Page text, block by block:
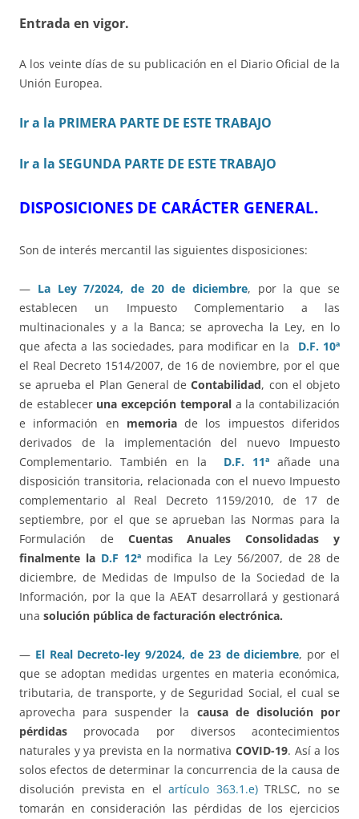
Entrada en vigor.
A los veinte días de su publicación en el Diario Oficial de la
Unión Europea.
Ir a la PRIMERA PARTE DE ESTE TRABAJO
Ir a la SEGUNDA PARTE DE ESTE TRABAJO
DISPOSICIONES DE CARÁCTER GENERAL.
Son de interés mercantil las siguientes disposiciones:
— La Ley 7/2024, de 20 de diciembre, por la que se
establecen un Impuesto Complementario a las
multinacionales y a la Banca; se aprovecha la Ley, en lo
que afecta a las sociedades, para modificar en la
D.F. 10ª
el Real Decreto 1514/2007, de 16 de noviembre, por el que
se aprueba el Plan General deContabilidad, con el objeto
de establecer una excepción temporala la contabilización
e información en memoriade los impuestos diferidos
derivados de la implementación del nuevo Impuesto
Complementario. También en la
D.F. 11ªañade una
disposición transitoria, relacionada con el nuevo Impuesto
complementario al Real Decreto 1159/2010, de 17 de
septiembre, por el que se aprueban las Normas para la
Formulación de Cuentas Anuales Consolidadas y
finalmente la D.F 12ª modifica la Ley 56/2007, de 28 de
diciembre, de Medidas de Impulso de la Sociedad de la
Información, por la que la AEAT desarrollará y gestionará
una solución pública de facturación electrónica.
— El Real Decreto-ley 9/2024, de 23 de diciembre, por el
que se adoptan medidas urgentes en materia económica,
tributaria, de transporte, y de Seguridad Social, el cual se
aprovecha para suspender la causa de disolución por
pérdidas provocada por diversos acontecimientos
naturales y ya prevista en la normativa COVID-19. Así a los
solos efectos de determinar la concurrencia de la causa de
disolución prevista en el artículo 363.1.e)TRLSC, no se
tomarán en consideración las pérdidas de los ejercicios